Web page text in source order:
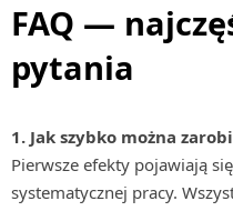
FAQ —
pytania
1. Jak szybko można
Pierwsze efekty pojawiają
systematycznej pracy.